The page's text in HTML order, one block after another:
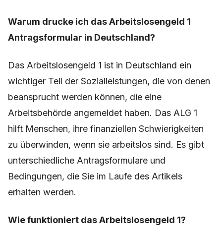
Warum drucke ich das Arbeitslosengeld 1
Antragsformular in Deutschland?
Das Arbeitslosengeld 1 ist in Deutschland ein
wichtiger Teil der Sozialleistungen, die von denen
beansprucht werden können, die eine
Arbeitsbehörde angemeldet haben. Das ALG 1
hilft Menschen, ihre finanziellen Schwierigkeiten
zu überwinden, wenn sie arbeitslos sind. Es gibt
unterschiedliche Antragsformulare und
Bedingungen, die Sie im Laufe des Artikels
erhalten werden.
Wie funktioniert das Arbeitslosengeld 1?